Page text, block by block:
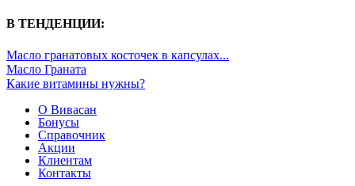
В ТЕНДЕНЦИИ:
Масло гранатовых косточек в капсулах...
Масло Граната
Какие витамины нужны?
О Вивасан
Бонусы
Справочник
Акции
Клиентам
Контакты